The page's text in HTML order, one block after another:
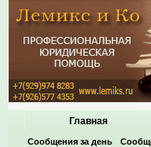
Главная
Сообщения за день